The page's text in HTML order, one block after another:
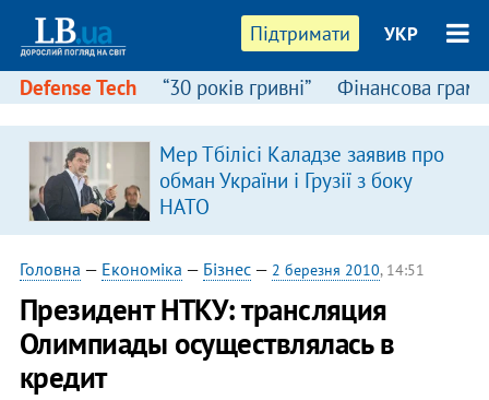
Підтримати УКР
Defense Tech “30 років гривні” Фінансова
Мер Тбілісі Каладзе заявив про
обман України і Грузії з боку
НАТО
Головна — Економіка — Бізнес— 2 березня 2010, 14:51
Президент НТКУ: трансляция
Олимпиады осуществлялась в
кредит